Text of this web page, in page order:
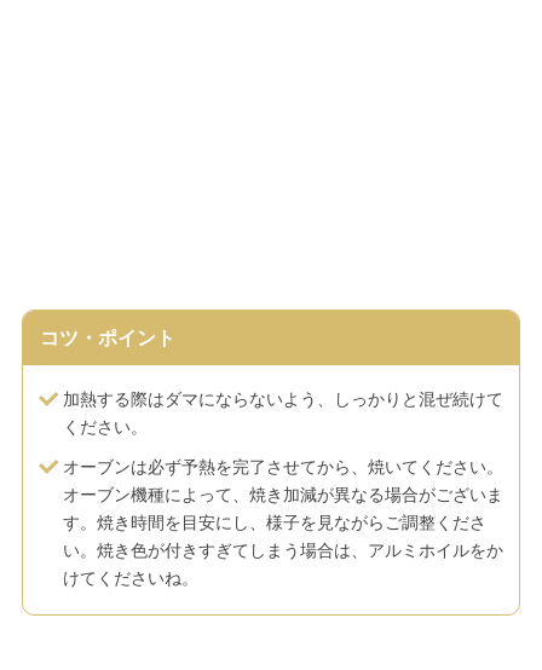
コツ・ポイント
加熱する際はダマにならないよう、しっかりと混ぜ続けて
ください。
オーブンは必ず予熱を完了させてから、焼いてください。
オーブン機種によって、焼き加減が異なる場合がございま
す。焼き時間を目安にし、様子を見ながらご調整くださ
い。焼き色が付きすぎてしまう場合は、アルミホイルをか
けてくださいね。